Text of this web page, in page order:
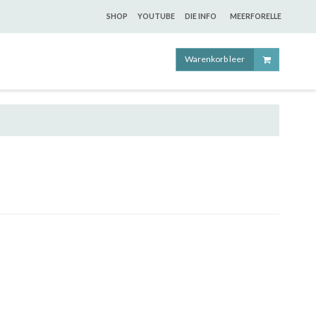
SHOP YOUTUBE DIE INFO MEERFORELLE
Warenkorb leer